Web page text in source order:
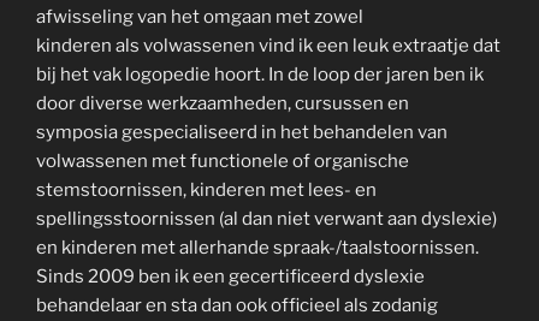
afwisseling van het omgaan met zowel
kinderen als volwassenen vind ik een leuk extraatje dat
bij het vak logopedie hoort. In de loop der jaren ben ik
door diverse werkzaamheden, cursussen en
symposia gespecialiseerd in het behandelen van
volwassenen met functionele of organische
stemstoornissen, kinderen met lees- en
spellingsstoornissen (al dan niet verwant aan dyslexie)
en kinderen met allerhande spraak-/taalstoornissen.
Sinds 2009 ben ik een gecertificeerd dyslexie
behandelaar en sta dan ook officieel als zodanig